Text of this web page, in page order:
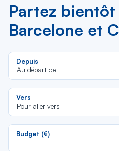
Partez
Barcelone et
Depuis
Au départ de
Vers
Pour aller vers
Budget (€)